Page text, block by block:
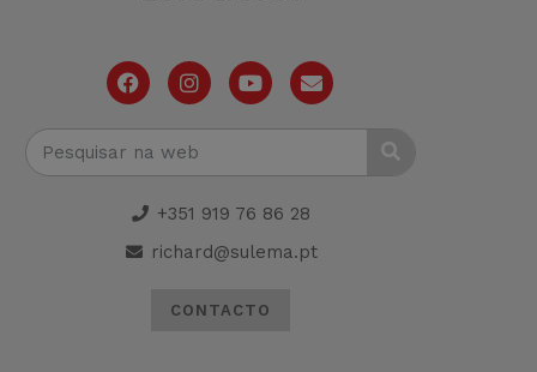
+351 919 76 86 28
richard@sulema.pt
CONTACTO